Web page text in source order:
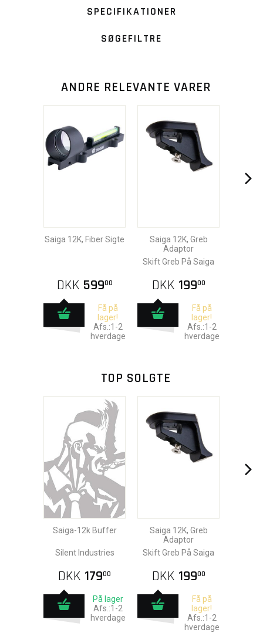
SPECIFIKATIONER
SØGEFILTRE
ANDRE RELEVANTE VARER
Saiga 12K, Fiber Sigte
DKK 59900
Få på
lager!
Afs.:1-2
hverdage
Saiga 12K, Greb
Adaptor
Skift Greb På Saiga
DKK 19900
Få på
lager!
Afs.:1-2
hverdage
TOP SOLGTE
Saiga-12k Buffer
Silent Industries
DKK 17900
På lager
Afs.:1-2
hverdage
Saiga 12K, Greb
Adaptor
Skift Greb På Saiga
DKK 19900
Få på
lager!
Afs.:1-2
hverdage